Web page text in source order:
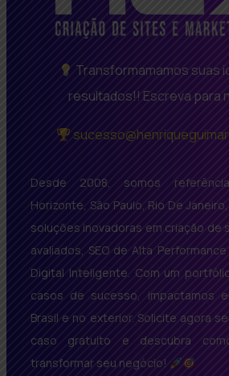
Transformamamos suas
resultados!! Escreva para
Desde 2008, somos
Horizonte, São Paulo, Rio De
soluções inovadoras em criação de
avaliados, SEO de Alta
Digital Inteligente. Com um
casos de sucesso, impactamos
Brasil e no exterior. Solicite agora
caso gratuito e descubra
transformar seu negócio!